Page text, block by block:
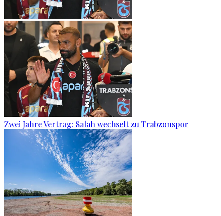
Zwei Jahre Vertrag: Salah wechselt zu Trabzonspor